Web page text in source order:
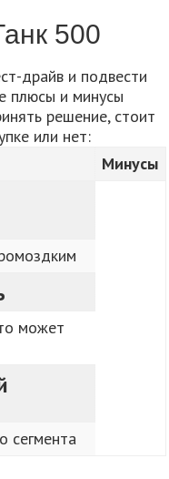
500
драйв и подвести
плюсы и минусы
решение, стоит
или нет:
Минусы
может
сегмента